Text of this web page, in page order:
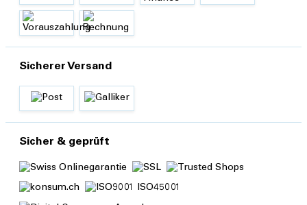
Sicherer Versand
Sicher & geprüft